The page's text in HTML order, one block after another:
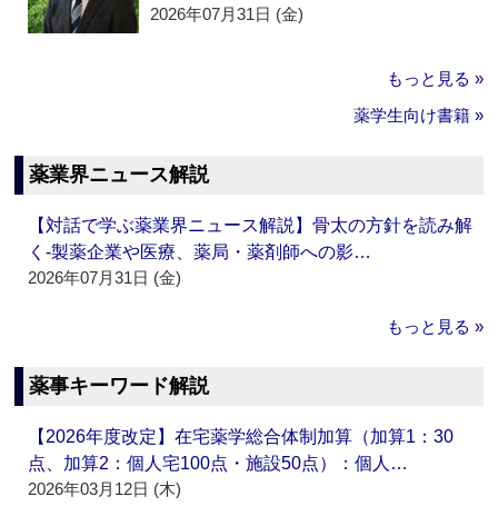
2026年07月31日 (金)
もっと見る »
薬学生向け書籍 »
薬業界ニュース解説
【対話で学ぶ薬業界ニュース解説】骨太の方針を読み解
く‐製薬企業や医療、薬局・薬剤師への影…
2026年07月31日 (金)
もっと見る »
薬事キーワード解説
【2026年度改定】在宅薬学総合体制加算（加算1：30
点、加算2：個人宅100点・施設50点）：個人…
2026年03月12日 (木)